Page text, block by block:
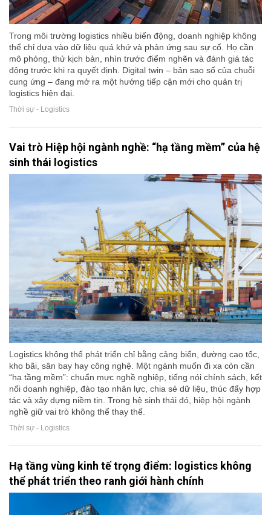
Trong môi trường logistics nhiều biến động, doanh nghiệp không
thể chỉ dựa vào dữ liệu quá khứ và phản ứng sau sự cố. Họ cần
mô phỏng, thử kịch bản, nhìn trước điểm nghẽn và đánh giá tác
động trước khi ra quyết định. Digital twin – bản sao số của chuỗi
cung ứng – đang mở ra một hướng tiếp cận mới cho quản trị
logistics hiện đại.
Thời sự - Logistics
Vai trò Hiệp hội ngành nghề: “hạ tầng mềm” của hệ
sinh thái logistics
Logistics không thể phát triển chỉ bằng cảng biển, đường cao tốc,
kho bãi, sân bay hay công nghệ. Một ngành muốn đi xa còn cần
“hạ tầng mềm”: chuẩn mực nghề nghiệp, tiếng nói chính sách, kết
nối doanh nghiệp, đào tạo nhân lực, chia sẻ dữ liệu, thúc đẩy hợp
tác và xây dựng niềm tin. Trong hệ sinh thái đó, hiệp hội ngành
nghề giữ vai trò không thể thay thế.
Thời sự - Logistics
Hạ tầng vùng kinh tế trọng điểm: logistics không
thể phát triển theo ranh giới hành chính